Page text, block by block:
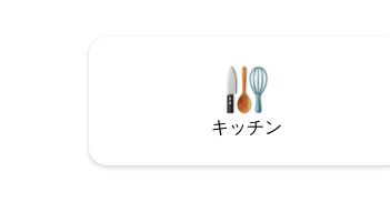
ーフォード、ブロードウェイ、バート
ン・オン・ザ・ウォーター、ファーマー
ズ・ドッグ（ジェレミー・クラークソン
の店）、サイレンセスターなどが含まれ
ます。Cripps、Stone、Oxleaze Barnで
婚式に参加される方にとって、完璧な立
キッチン